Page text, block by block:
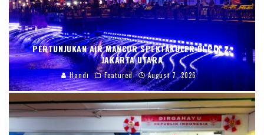
PERTUNJUKAN AIR MANCUR SPEKTAKULER DI PIK 2,
JAKARTA UTARA
Handi Featured August 7, 2026